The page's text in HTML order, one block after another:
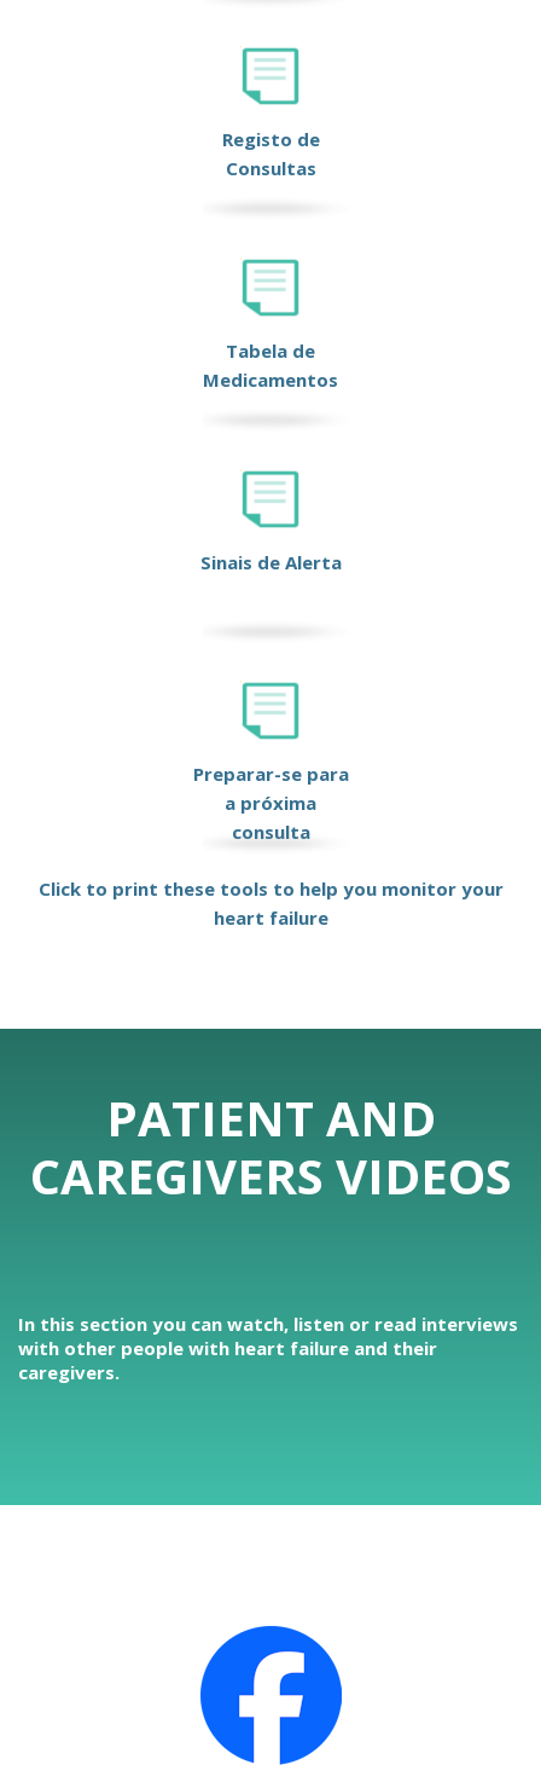
Registo de
Consultas
Tabela de
Medicamentos
Sinais de Alerta
Preparar-se para
a próxima
consulta
Click to print these tools to help you monitor your
heart failure
PATIENT AND
CAREGIVERS VIDEOS
In this section you can watch, listen or read interviews
with other people with heart failure and their
caregivers.